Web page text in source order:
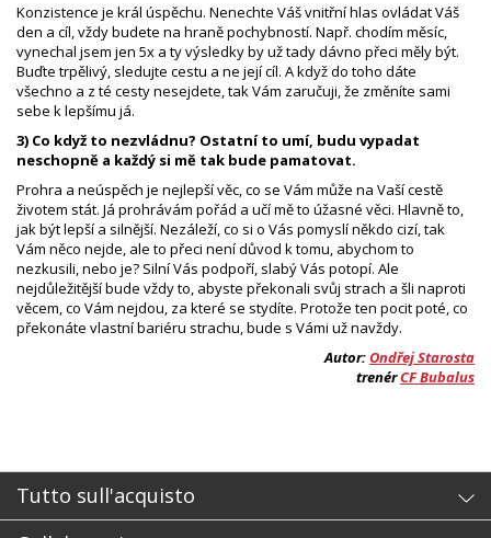
Konzistence je král úspěchu. Nenechte Váš vnitřní hlas ovládat Váš
den a cíl, vždy budete na hraně pochybností. Např. chodím měsíc,
vynechal jsem jen 5x a ty výsledky by už tady dávno přeci měly být.
Buďte trpělivý, sledujte cestu a ne její cíl. A když do toho dáte
všechno a z té cesty nesejdete, tak Vám zaručuji, že změníte sami
sebe k lepšímu já.
3) Co když to nezvládnu? Ostatní to umí, budu vypadat
neschopně a každý si mě tak bude pamatovat.
Prohra a neúspěch je nejlepší věc, co se Vám může na Vaší cestě
životem stát. Já prohrávám pořád a učí mě to úžasné věci. Hlavně to,
jak být lepší a silnější. Nezáleží, co si o Vás pomyslí někdo cizí, tak
Vám něco nejde, ale to přeci není důvod k tomu, abychom to
nezkusili, nebo je? Silní Vás podpoří, slabý Vás potopí. Ale
nejdůležitější bude vždy to, abyste překonali svůj strach a šli naproti
věcem, co Vám nejdou, za které se stydíte. Protože ten pocit poté, co
překonáte vlastní bariéru strachu, bude s Vámi už navždy.
Autor:Ondřej Starosta
trenérCF Bubalus
Tutto sull'acquisto